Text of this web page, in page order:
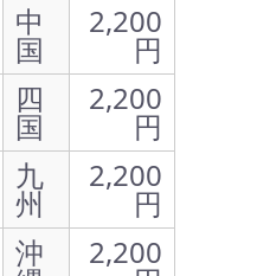
中
国
2,200
円
四
国
2,200
円
九
州
2,200
円
沖 2,200